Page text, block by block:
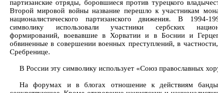
партизанские отряды, боровшиеся против турецкого
Второй мировой войны название перешло к участникам
националистического партизанского движения. В 1994-
символику использовали участники сербских
формирований, воевавшие в Хорватии и в Боснии и
обвиненные в совершении военных преступлений, в
Сребренице.
В России эту символику использует «Союз православных
На форумах и в блогах отношение к действиям